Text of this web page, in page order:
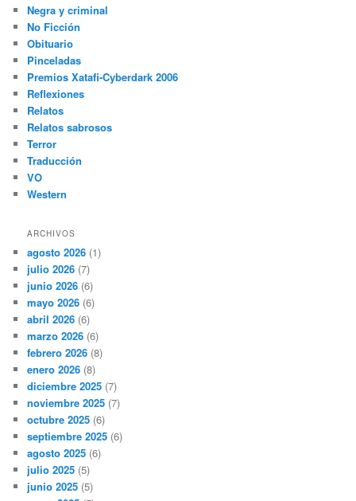
Negra y criminal
No Ficción
Obituario
Pinceladas
Premios Xatafi-Cyberdark 2006
Reflexiones
Relatos
Relatos sabrosos
Terror
Traducción
VO
Western
ARCHIVOS
agosto 2026 (1)
julio 2026 (7)
junio 2026 (6)
mayo 2026 (6)
abril 2026 (6)
marzo 2026 (6)
febrero 2026 (8)
enero 2026 (8)
diciembre 2025 (7)
noviembre 2025 (7)
octubre 2025 (6)
septiembre 2025 (6)
agosto 2025 (6)
julio 2025 (5)
junio 2025 (5)